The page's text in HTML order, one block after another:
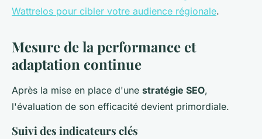
Wattrelos pour cibler votre audience régionale.
Mesure de la performance et
adaptation continue
Après la mise en place d'une stratégie SEO,
l'évaluation de son efficacité devient primordiale.
Suivi des indicateurs clés